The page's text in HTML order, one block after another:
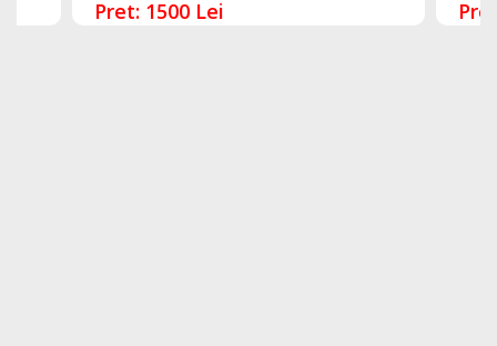
Pret: 1500 Lei